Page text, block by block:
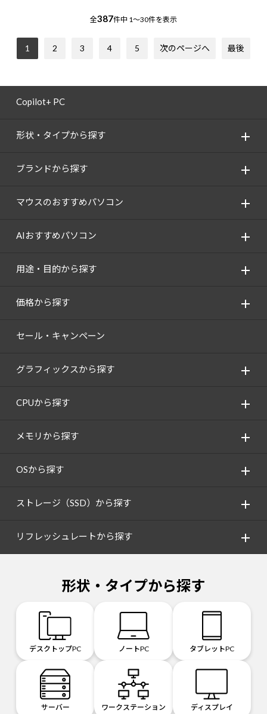
全387件中 1～30件を表示
1 2 3 4 5 次のページへ 最後
Copilot+ PC
形状・タイプから探す
ブランドから探す
マウスのおすすめパソコン
AIおすすめパソコン
用途・目的から探す
価格から探す
セール・キャンペーン
グラフィックスから探す
CPUから探す
メモリから探す
OSから探す
ストレージ（SSD）から探す
リフレッシュレートから探す
形状・タイプから探す
デスクトップPC ノートPC タブレットPC
サーバー ワークステーション ディスプレイ